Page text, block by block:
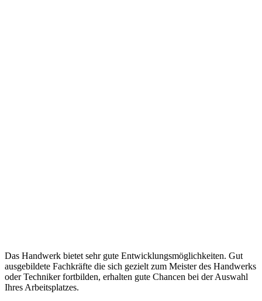
Das Handwerk bietet sehr gute Entwicklungsmöglichkeiten. Gut
ausgebildete Fachkräfte die sich gezielt zum Meister des Handwerks
oder Techniker fortbilden, erhalten gute Chancen bei der Auswahl
Ihres Arbeitsplatzes.